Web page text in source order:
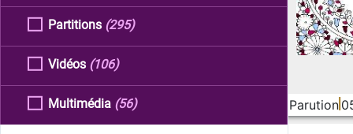
Partitions (295)
Vidéos (106)
Multimédia (56) Parution